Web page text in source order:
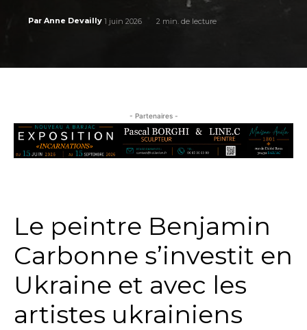
Par Anne Devailly 1 juin 2026 2 min. de lecture
- Partenaires -
Le peintre Benjamin
Carbonne s’investit en
Ukraine et avec les
artistes ukrainiens